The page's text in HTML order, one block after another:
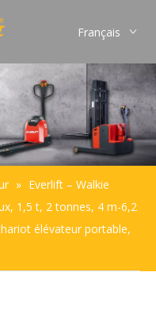
Français
Pусский
Español
Português
» Everlift – Walkie
1,5 t, 2 tonnes, 4 m-6,2
élévateur portable,